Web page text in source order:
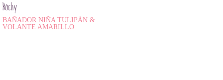
Rochy
BAÑADOR NIÑA TULIPÁN &
VOLANTE AMARILLO